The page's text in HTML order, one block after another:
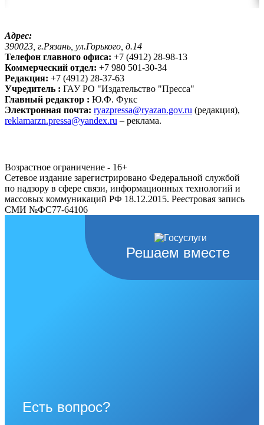
Адрес:
390023, г.Рязань, ул.Горького, д.14
Телефон главного офиса: +7 (4912) 28-98-13
Коммерческий отдел: +7 980 501-30-34
Редакция: +7 (4912) 28-37-63
Учредитель : ГАУ РО "Издательство "Пресса"
Главный редактор : Ю.Ф. Фукс
Электронная почта: ryazpressa@ryazan.gov.ru (редакция),
reklamarzn.pressa@yandex.ru – реклама.
Возрастное ограничение - 16+
Сетевое издание зарегистрировано Федеральной службой
по надзору в сфере связи, информационных технологий и
массовых коммуникаций РФ 18.12.2015. Реестровая запись
СМИ №ФС77-64106
Решаем вместе
Есть вопрос?